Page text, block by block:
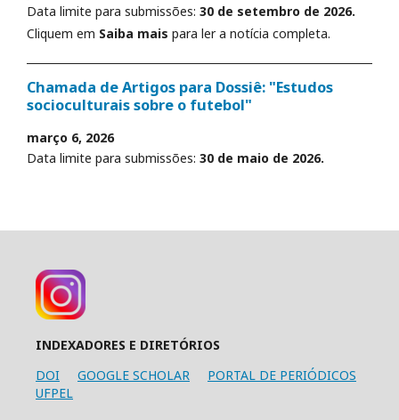
Data limite para submissões: 30 de setembro de 2026.
Cliquem em Saiba mais para ler a notícia completa.
Chamada de Artigos para Dossiê: "Estudos
socioculturais sobre o futebol"
março 6, 2026
Data limite para submissões: 30 de maio de 2026.
INDEXADORES E DIRETÓRIOS
DOI
GOOGLE SCHOLAR
PORTAL DE PERIÓDICOS
UFPEL